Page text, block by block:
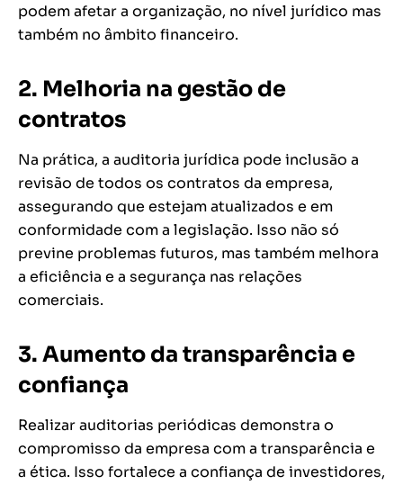
podem afetar a organização, no nível jurídico mas
também no âmbito financeiro.
2. Melhoria na gestão de
contratos
Na prática, a auditoria jurídica pode inclusão a
revisão de todos os contratos da empresa,
assegurando que estejam atualizados e em
conformidade com a legislação. Isso não só
previne problemas futuros, mas também melhora
a eficiência e a segurança nas relações
comerciais.
3. Aumento da transparência e
confiança
Realizar auditorias periódicas demonstra o
compromisso da empresa com a transparência e
a ética. Isso fortalece a confiança de investidores,